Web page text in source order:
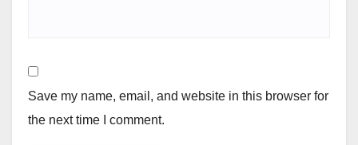
Save my name, email, and website in this browser for
the next time I comment.